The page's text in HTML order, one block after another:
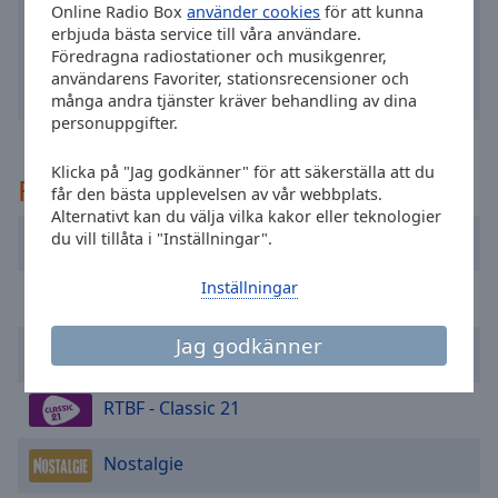
Online Radio Boxanvänder cookies för att kunna
erbjuda bästa service till våra användare.
Föredragna radiostationer och musikgenrer,
användarens Favoriter, stationsrecensioner och
många andra tjänster kräver behandling av dina
personuppgifter.
Klicka på "Jag godkänner" för att säkerställa att du
får den bästa upplevelsen av vår webbplats.
Alternativt kan du välja vilka kakor eller teknologier
du vill tillåta i "Inställningar".
Jag godkänner
Inställningar
selected
Picture-
Fullscreen
This
dialog
window.
Escape
Rekommenderad
Radio Plus
BRUCE - classic rock
RTBF - Classic 21
Nostalgie